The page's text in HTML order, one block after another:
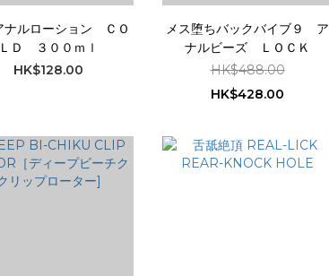
ナルローション ＣＯ
Ｄ ３００ｍｌ
HK$128.00
メス堕ちバックバイブ９ ア
ナルビーズ ＬＯＣＫ
HK$488.00
HK$428.00